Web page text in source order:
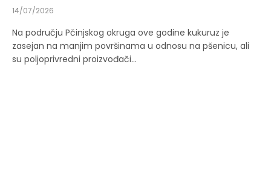
14/07/2026
Na području Pčinjskog okruga ove godine kukuruz je
zasejan na manjim površinama u odnosu na pšenicu, ali
su poljoprivredni proizvođači…